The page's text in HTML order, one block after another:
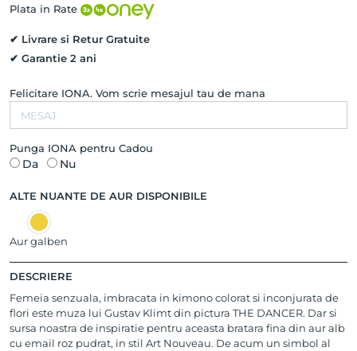
cu
roz
pudrat
Plata in Rate
✔ Livrare si Retur Gratuite
✔ Garantie 2 ani
Felicitare IONA. Vom scrie mesajul tau de mana
Punga IONA pentru Cadou
Da Nu
ALTE NUANTE DE AUR DISPONIBILE
Aur galben
DESCRIERE
Femeia senzuala, imbracata in kimono colorat si inconjurata de
flori este muza lui Gustav Klimt din pictura THE DANCER. Dar si
sursa noastra de inspiratie pentru aceasta bratara fina din aur alb
cu email roz pudrat, in stil Art Nouveau. De acum un simbol al